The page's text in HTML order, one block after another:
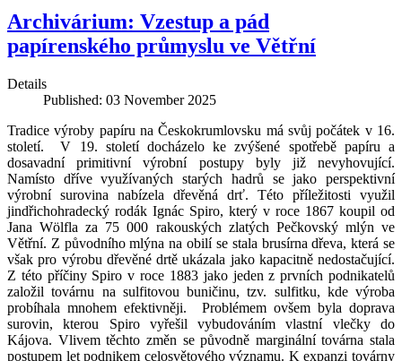
Archivárium: Vzestup a pád
papírenského průmyslu ve Větřní
Details
Published: 03 November 2025
Tradice výroby papíru na Českokrumlovsku má svůj počátek v 16.
století.
V 19. století docházelo ke zvýšené spotřebě papíru a
dosavadní primitivní výrobní postupy byly již nevyhovující.
Namísto dříve využívaných starých hadrů se jako perspektivní
výrobní surovina nabízela dřevěná drť. Této příležitosti využil
jindřichohradecký rodák Ignác Spiro, který v roce 1867 koupil od
Jana Wölfla za 75 000 rakouských zlatých Pečkovský mlýn ve
Větřní. Z původního mlýna na obilí se stala brusírna dřeva, která se
však pro výrobu dřevěné drtě ukázala jako kapacitně nedostačující.
Z této příčiny Spiro v roce 1883 jako jeden z prvních podnikatelů
založil továrnu na sulfitovou buničinu, tzv. sulfitku, kde výroba
probíhala mnohem efektivněji.
Problémem ovšem byla doprava
surovin, kterou Spiro vyřešil vybudováním vlastní vlečky do
Kájova. Vlivem těchto změn se původně marginální továrna stala
postupem let podnikem celosvětového významu. K expanzi továrny